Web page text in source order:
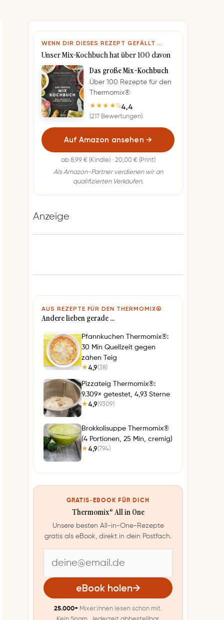
WENN DIR DIESES REZEPT GEFÄLLT …
Unser Mix-Kochbuch hat über 100 davon
Das große Mix-Kochbuch
Über 100 Rezepte für den
Thermomix®
★★★★½4,4
(217 Bewertungen)
Auf Amazon ansehen →
ab 8,99 € (Kindle) · 20,00 € (Print)
Als Amazon-Partner verdienen wir an
qualifizierten Verkäufen.
Anzeige
AUS REZEPTE FÜR DEN THERMOMIX®
Andere lieben gerade …
Pfannkuchen Thermomix®:
30 Min Quellzeit gegen
zähen Teig
★ 4,9(38)
Pizzateig Thermomix®:
9.309× getestet, 4,93 Sterne
★ 4,9(9309)
Brokkolisuppe Thermomix®
(4 Portionen, 25 Min, cremig)
★ 4,9(794)
GRATIS-EBOOK FÜR DICH
Thermomix® All in One
Unsere besten All-in-One-Rezepte
gratis als eBook, direkt in dein Postfach.
-
M
eBook holen→
25.000+ Mixer:innen lesen schon mit.